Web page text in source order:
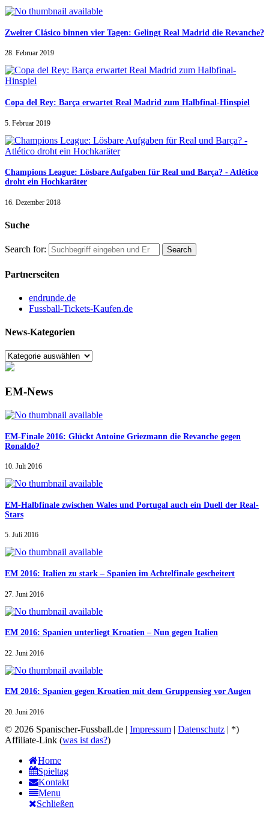
Zweiter Clásico binnen vier Tagen: Gelingt Real Madrid die Revanche?
28. Februar 2019
Copa del Rey: Barça erwartet Real Madrid zum Halbfinal-Hinspiel
5. Februar 2019
Champions League: Lösbare Aufgaben für Real und Barça? - Atlético
droht ein Hochkaräter
16. Dezember 2018
Suche
Search for:
Partnerseiten
endrunde.de
Fussball-Tickets-Kaufen.de
News-Kategorien
EM-News
EM-Finale 2016: Glückt Antoine Griezmann die Revanche gegen
Ronaldo?
10. Juli 2016
EM-Halbfinale zwischen Wales und Portugal auch ein Duell der Real-
Stars
5. Juli 2016
EM 2016: Italien zu stark – Spanien im Achtelfinale gescheitert
27. Juni 2016
EM 2016: Spanien unterliegt Kroatien – Nun gegen Italien
22. Juni 2016
EM 2016: Spanien gegen Kroatien mit dem Gruppensieg vor Augen
20. Juni 2016
© 2026 Spanischer-Fussball.de | Impressum | Datenschutz | *)
Affiliate-Link (was ist das?)
Home
Spieltag
Kontakt
Menu
Schließen